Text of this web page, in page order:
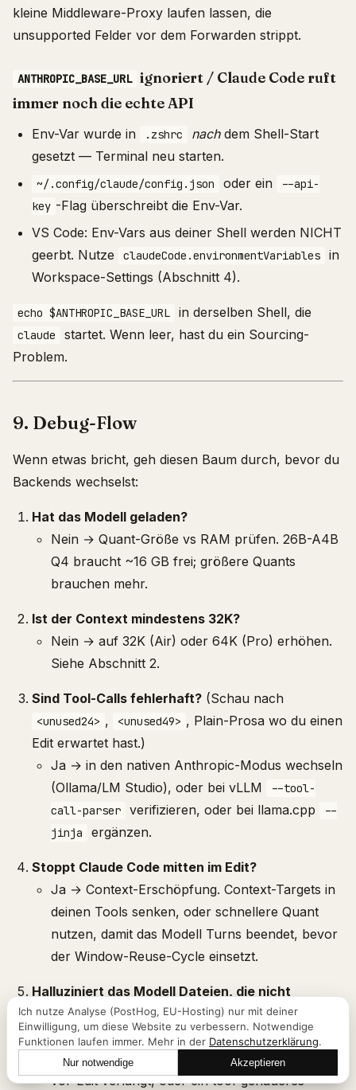
kleine Middleware-Proxy laufen lassen, die
unsupported Felder vor dem Forwarden strippt.
ANTHROPIC_BASE_URL ignoriert / Claude Code ruft
immer noch die echte API
Env-Var wurde in .zshrc nachdem Shell-Start
gesetzt — Terminal neu starten.
~/.config/claude/config.json oder ein
--api-
key -Flag überschreibt die Env-Var.
VS Code: Env-Vars aus deiner Shell werden NICHT
geerbt. Nutze
claudeCode.environmentVariables
in
Workspace-Settings (Abschnitt 4).
echo $ANTHROPIC_BASE_URL in derselben Shell, die
claude
startet. Wenn leer, hast du ein Sourcing-
Problem.
9. Debug-Flow
Wenn etwas bricht, geh diesen Baum durch, bevor du
Backends wechselst:
Hat das Modell geladen?
Nein → Quant-Größe vs RAM prüfen. 26B-A4B
Q4 braucht ~16 GB frei; größere Quants
brauchen mehr.
Ist der Context mindestens 32K?
Nein → auf 32K (Air) oder 64K (Pro) erhöhen.
Siehe Abschnitt 2.
Sind Tool-Calls fehlerhaft? (Schau nach
<unused24> , <unused49> , Plain-Prosa wo du einen
Edit erwartet hast.)
Ja → in den nativen Anthropic-Modus wechseln
(Ollama/LM Studio), oder bei vLLM
--tool-
call-parser
verifizieren, oder bei llama.cpp
--
jinja
ergänzen.
Stoppt Claude Code mitten im Edit?
Ja → Context-Erschöpfung. Context-Targets in
deinen Tools senken, oder schnellere Quant
nutzen, damit das Modell Turns beendet, bevor
der Window-Reuse-Cycle einsetzt.
Halluziniert das Modell Dateien, die nicht
existieren?
Ja → das Modell ruft
Read nicht vor Edit .
Eine CLAUDE.md-Regel ergänzen, die Read-
vor-Edit verlangt, oder ein tool-genaueres
Lass uns reden
Ich nutze Analyse (PostHog, EU-Hosting) nur mit deiner
Einwilligung, um diese Website zu verbessern. Notwendige
Funktionen laufen immer. Mehr in der Datenschutzerklärung.
Nur notwendige Akzeptieren